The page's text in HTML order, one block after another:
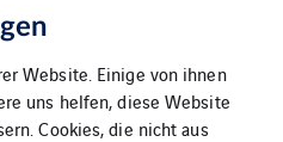
Group
Website. Einige von ihnen
uns helfen, diese Website
Cookies, die nicht aus